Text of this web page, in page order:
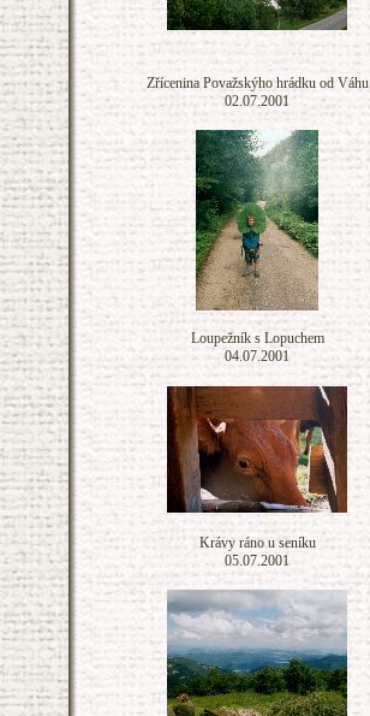
Zřícenina Považskýho hrádku od Váhu
02.07.2001
Loupežník s Lopuchem
04.07.2001
Krávy ráno u seníku
05.07.2001